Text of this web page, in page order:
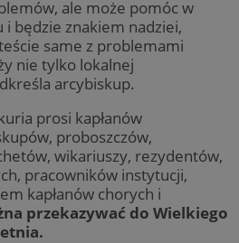
ale może pomóc w
i będzie znakiem nadziei,
same z problemami
nie tylko lokalnej
arcybiskup.
prosi kapłanów
proboszczów,
wikariuszy, rezydentów,
pracowników instytucji,
kapłanów chorych i
przekazywać do Wielkiego